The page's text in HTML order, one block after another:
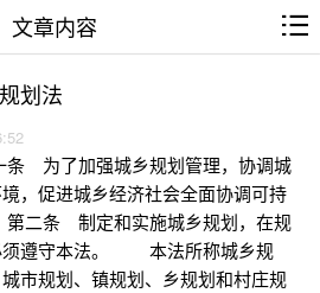
文章内容
划法
了加强城乡规划管理，协调城
，促进城乡经济社会全面协调可持
二条 制定和实施城乡规划，在规
须遵守本法。 本法所称城乡规
市规划、镇规划、乡规划和村庄规